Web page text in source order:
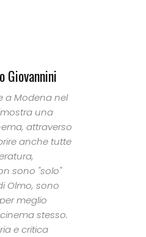
Giovannini
a Modena nel
una
attraverso
anche tutte
sono "solo"
Olmo, sono
meglio
stesso.
e critica